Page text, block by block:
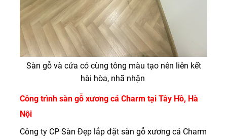
Sàn gỗ và cửa có cùng tông màu tạo nên liên kết
hài hòa, nhã nhặn
Công trình sàn gỗ xương cá Charm tại Tây Hồ, Hà
Nội
Công ty CP Sàn Đẹp lắp đặt sàn gỗ xương cá Charm